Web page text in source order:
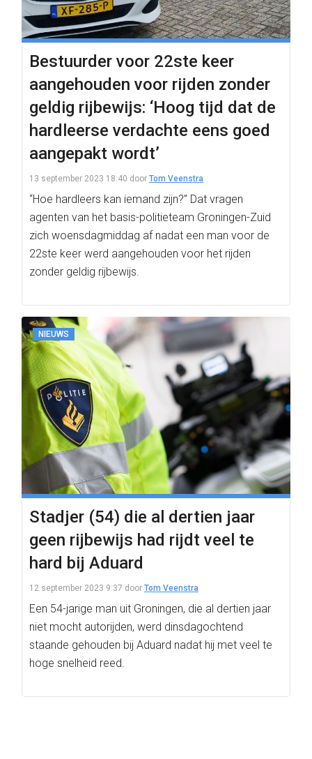
Bestuurder voor 22ste keer
aangehouden voor rijden zonder
geldig rijbewijs: ‘Hoog tijd dat de
hardleerse verdachte eens goed
aangepakt wordt’
13 september 2023 18:40 door Tom Veenstra
“Hoe hardleers kan iemand zijn?” Dat vragen
agenten van het basis-politieteam Groningen-Zuid
zich woensdagmiddag af nadat een man voor de
22ste keer werd aangehouden voor het rijden
zonder geldig rijbewijs.
NIEUWS
Stadjer (54) die al dertien jaar
geen rijbewijs had rijdt veel te
hard bij Aduard
12 september 2023 9:37 door Tom Veenstra
Een 54-jarige man uit Groningen, die al dertien jaar
niet mocht autorijden, werd dinsdagochtend
staande gehouden bij Aduard nadat hij met veel te
hoge snelheid reed.